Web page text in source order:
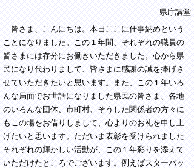
県庁講堂
皆さま、こんにちは。本日ここに仕事納めという
ことになりました。この１年間、それぞれの職員の
皆さまには存分にお働きいただきました。心から県
民になり代わりまして、皆さまに感謝の誠を捧げさ
せていただきたいと思います。また、この１年いろ
んな局面でお世話になりました県民の皆さま、各地
のいろんな団体、市町村、そうした関係者の方々に
もこの場をお借りしまして、心よりのお礼を申し上
げたいと思います。ただいま表彰を受けられました
それぞれの輝かしい活動が、この１年彩りを添えて
いただけたところでございます。例えばスターバッ